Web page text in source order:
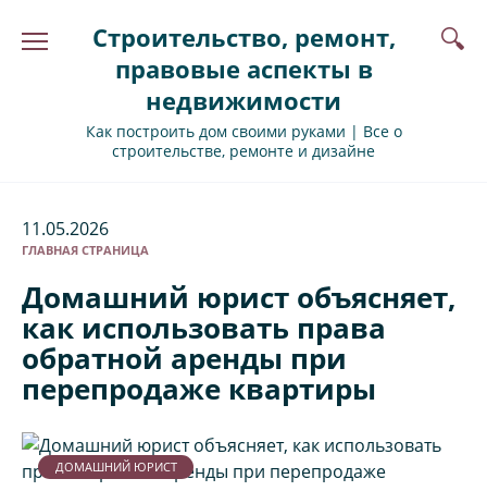
Строительство, ремонт,
правовые аспекты в
недвижимости
Как построить дом своими руками | Все о
строительстве, ремонте и дизайне
11.05.2026
ГЛАВНАЯ СТРАНИЦА
Домашний юрист объясняет,
как использовать права
обратной аренды при
перепродаже квартиры
ДОМАШНИЙ ЮРИСТ